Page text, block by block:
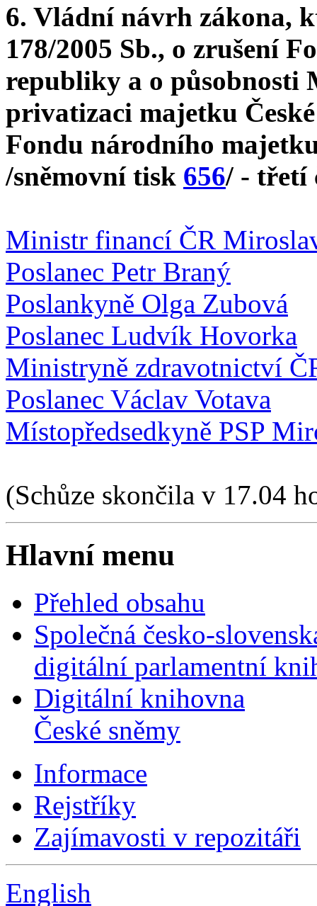
6. Vládní návrh zákona,
178/2005 Sb., o zrušení
republiky a o
privatizaci majetku
Fondu národního
/sněmovní tisk 656/ - třetí
Ministr financí ČR
Poslanec Petr Braný
Poslankyně Olga Zubová
Poslanec Ludvík Hovorka
Ministryně zdravotnictví
Poslanec Václav Votava
Místopředsedkyně PSP
(Schůze skončila v 17.04
Hlavní menu
Přehled obsahu
Společná česko-
digitální parlamentní
Digitální knihovna
České sněmy
Informace
Rejstříky
Zajímavosti v repozitáři
English